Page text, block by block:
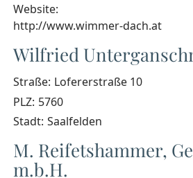
Website:
http://www.wimmer-dach.at
Wilfried
Straße: Lofererstraße 10
PLZ: 5760
Stadt: Saalfelden
M. Reifetshammer,
m.b.H.